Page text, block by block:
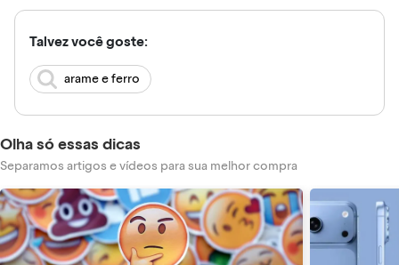
Talvez você goste:
arame e ferro
Olha só essas dicas
Separamos artigos e vídeos para sua melhor compra